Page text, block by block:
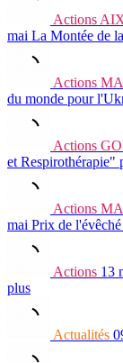
Actions
mai La Montée de
Actions
du monde pour
Actions
et Respirothérapie"
Actions
mai Prix de l'évêché
Actions 13
plus
Actualités